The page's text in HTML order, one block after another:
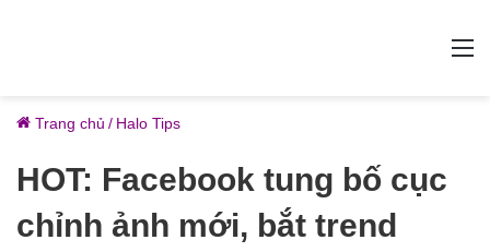
Trang chủ / Halo Tips
HOT: Facebook tung bố cục
chỉnh ảnh mới, bắt trend